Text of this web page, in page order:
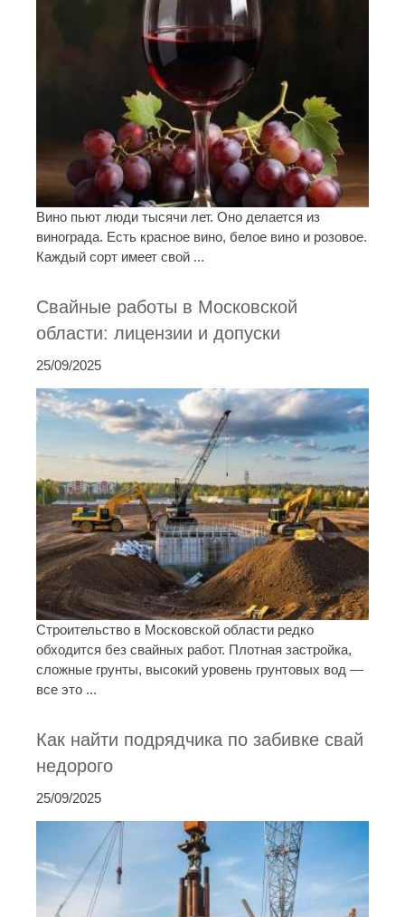
Вино пьют люди тысячи лет. Оно делается из
винограда. Есть красное вино, белое вино и розовое.
Каждый сорт имеет свой ...
Свайные работы в Московской
области: лицензии и допуски
25/09/2025
Строительство в Московской области редко
обходится без свайных работ. Плотная застройка,
сложные грунты, высокий уровень грунтовых вод —
все это ...
Как найти подрядчика по забивке свай
недорого
25/09/2025